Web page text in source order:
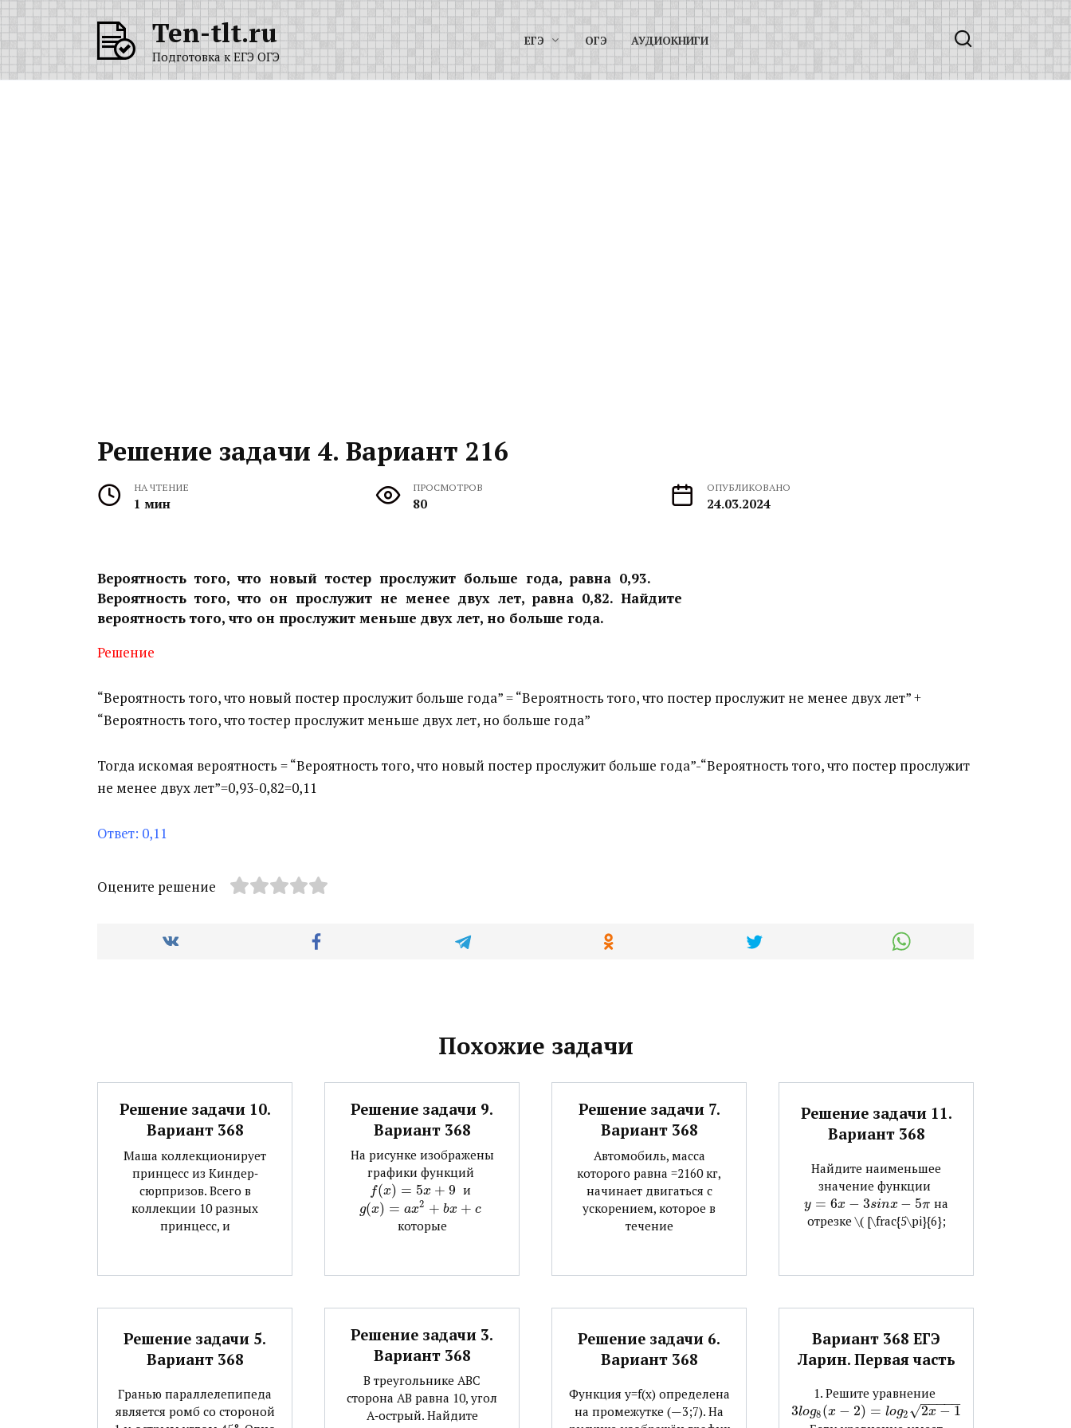
содержанию
Ten-tlt.ru
Подготовка к ЕГЭ ОГЭ
ЕГЭ ОГЭ АУДИОКНИГИ
Решение задачи 4. Вариант 216
НА ЧТЕНИЕ
1 мин
ПРОСМОТРОВ
80
ОПУБЛИКОВАНО
24.03.2024
Вероятность того, что новый тостер прослужит больше года, равна 0,93.
Вероятность того, что он прослужит не менее двух лет, равна 0,82. Найдите
вероятность того, что он прослужит меньше двух лет, но больше года.
Решение
“Вероятность того, что новый постер прослужит больше года” = “Вероятность того, что постер прослужит не менее двух лет” +
“Вероятность того, что тостер прослужит меньше двух лет, но больше года”
Тогда искомая вероятность = “Вероятность того, что новый постер прослужит больше года”-“Вероятность того, что постер прослужит
не менее двух лет”=0,93-0,82=0,11
Ответ: 0,11
Оцените решение
Похожие задачи
Решение задачи 10.
Вариант 368
Маша коллекционирует
принцесс из Киндер‐
сюрпризов. Всего в
коллекции 10 разных
принцесс, и
Решение задачи 9.
Вариант 368
На рисунке изображены
графики функций ​
f(x) = 5x + 9 ​ и ​
g(x) = ax2 + bx + c​
которые
Решение задачи 7.
Вариант 368
Автомобиль, масса
которого равна =2160 кг,
начинает двигаться с
ускорением, которое в
течение
Решение задачи 11.
Вариант 368
Найдите наименьшее
значение функции ​
y = 6x − 3sinx − 5π ​ на
отрезке ​\( [\frac{5\pi}{6};
Решение задачи 5.
Вариант 368
Гранью параллелепипеда
является ромб со стороной
Решение задачи 3.
Вариант 368
В треугольнике АВС
сторона АВ равна 10, угол
А‐острый. Найдите
Решение задачи 6.
Вариант 368
Функция y=f(x) определена
на промежутке (—3;7). На
Вариант 368 ЕГЭ
Ларин. Первая часть
1. Решите уравнение ​
3log8 (x − 2) = log2 2x − 1
− −
−−−
√